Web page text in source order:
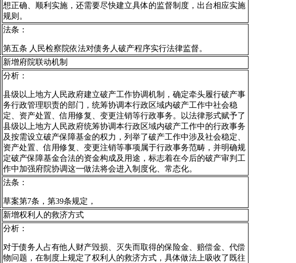
想正确、顺利实施，还需要尽快建立具体的监督制度，出台相应实施
规则。
法条：
第五条 人民检察院依法对债务人破产程序实行法律监督。
新增府院联动机制
分析：
县级以上地方人民政府建立破产工作协调机制，确定牵头履行破产事
务行政管理职责的部门，统筹协调本行政区域内破产工作中社会稳
定、资产处置、信用修复、变更注销等行政事务。以法律形式赋予了
县级以上地方人民政府统筹协调本行政区域内破产工作中的行政事务
及按需设立破产保障基金的权力，列举了破产工作中涉及社会稳定、
资产处置、信用修复、变更注销等事项属于行政事务范畴，并明确规
定破产保障基金合法的资金构成及用途，标志着在今后的破产审判工
作中加强府院协调这一做法将会进入制度化、常态化。
法条：
草案第7条，第39条规定，
新增权利人的救济方式
分析：
对于债务人占有他人财产毁损、灭失而取得的保险金、赔偿金、代偿
物问题，在制度上规定了权利人的救济方式，具体做法上吸收了既往